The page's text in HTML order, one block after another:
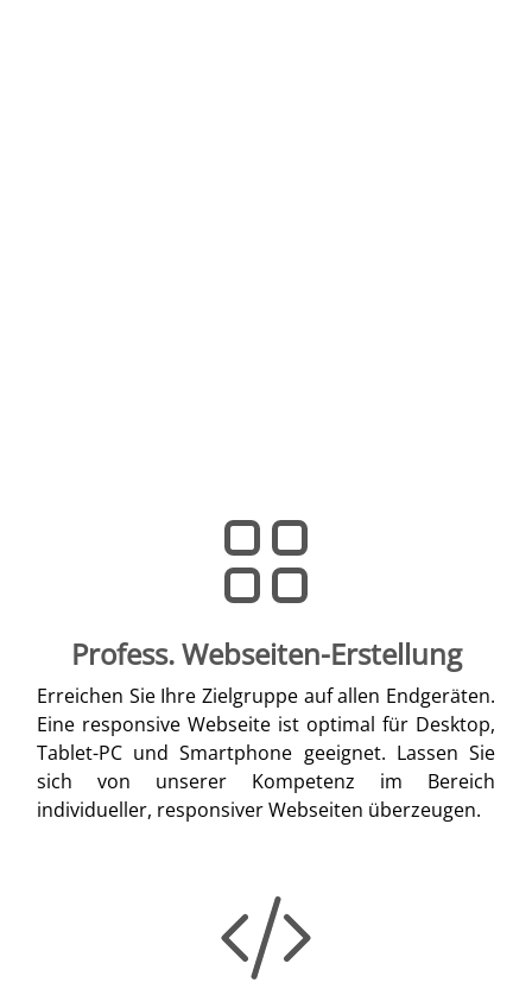
Profess. Webseiten-Erstellung
Erreichen Sie Ihre Zielgruppe auf allen Endgeräten.
Eine responsive Webseite ist optimal für Desktop,
Tablet-PC und Smartphone geeignet. Lassen Sie
sich von unserer Kompetenz im Bereich
individueller, responsiver Webseiten überzeugen.